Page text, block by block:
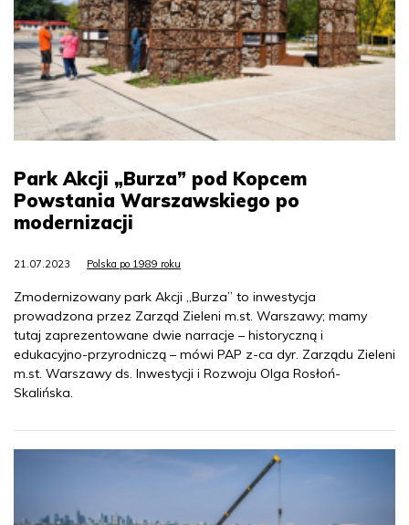
Park Akcji „Burza” pod Kopcem
Powstania Warszawskiego po
modernizacji
21.07.2023 Polska po 1989 roku
Zmodernizowany park Akcji „Burza” to inwestycja
prowadzona przez Zarząd Zieleni m.st. Warszawy; mamy
tutaj zaprezentowane dwie narracje – historyczną i
edukacyjno-przyrodniczą – mówi PAP z-ca dyr. Zarządu Zieleni
m.st. Warszawy ds. Inwestycji i Rozwoju Olga Rosłoń-
Skalińska.